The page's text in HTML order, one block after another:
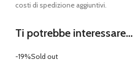
costi di spedizione aggiuntivi.
Ti potrebbe interessare…
-19%Sold out